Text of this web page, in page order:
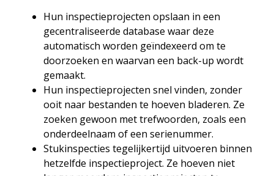
Hun inspectieprojecten opslaan in een
gecentraliseerde database waar deze
automatisch worden geïndexeerd om te
doorzoeken en waarvan een back-up wordt
gemaakt.
Hun inspectieprojecten snel vinden, zonder
ooit naar bestanden te hoeven bladeren. Ze
zoeken gewoon met trefwoorden, zoals een
onderdeelnaam of een serienummer.
Stukinspecties tegelijkertijd uitvoeren binnen
hetzelfde inspectieproject. Ze hoeven niet